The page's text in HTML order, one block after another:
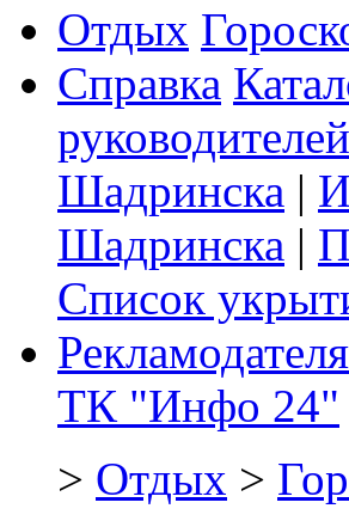
Отдых
Справка
руководителей
Шадринска |
Шадринска |
Список
ТК "Инфо 24"
> Отдых >